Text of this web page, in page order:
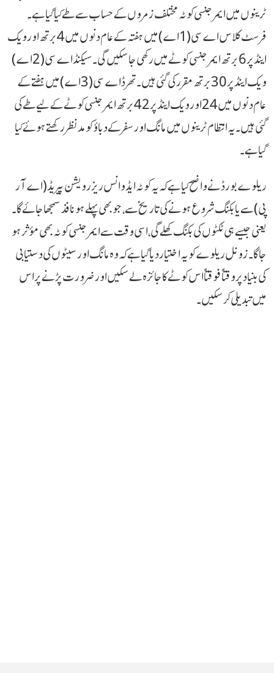
ٹرینوں میں ایمرجنسی کوٹہ مختلف زمروں کے حساب سے طے کیا گیا ہے۔
فرسٹ کلاس اے سی (1اے) میں ہفتہ کے عام دنوں میں 4 برتھ اور ویک
اینڈ پر 6 برتھ ایمرجنسی کوٹے میں رکھی جا سکیں گی۔ سیکنڈ اے سی (2اے)
ویک اینڈ پر 30 برتھ مقرر کی گئی ہیں۔ تھرڈ اے سی (3اے) میں ہفتے کے
عام دنوں میں 24 اور ویک اینڈ پر 42 برتھ ایمرجنسی کوٹے کے لیے طے کی
گئی ہیں۔ یہ انتظام ٹرینوں میں مانگ اور سفر کے دباؤ کو مدنظر رکھتے ہوئے کیا
گیا ہے۔
ریلوے بورڈ نے واضح کیا ہے کہ یہ کوٹہ ایڈوانس ریزرویشن پیریڈ (اے آر
پی) سے یا بکنگ شروع ہونے کی تاریخ سے، جو بھی پہلے ہو نافذ سمجھا جائے گا۔
یعنی جیسے ہی ٹکٹوں کی بکنگ کھلے گی، اسی وقت سے ایمرجنسی کوٹہ بھی مؤثر ہو
جا گا۔ زونل ریلوے کو یہ اختیار دیا گیا ہے کہ وہ مانگ اور سیٹوں کی دستیابی
کی بنیاد پر وقتاً فوقتاً اس کوٹے کا جائزہ لے سکیں اور ضرورت پڑنے پر اس
میں تبدیلی کر سکیں۔